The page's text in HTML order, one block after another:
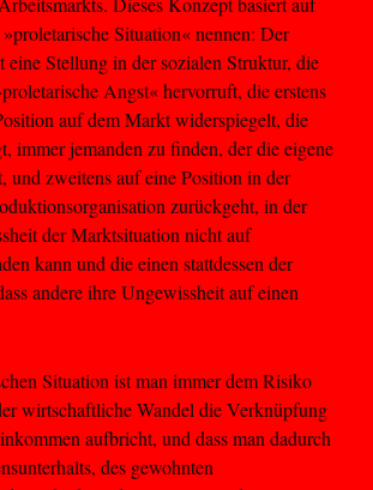
Situation« nennen: Der
eine Stellung in der sozialen Struktur, die
Angst« hervorruft, die erstens
auf dem Markt widerspiegelt, die
immer jemanden zu finden, der die eigene
und zweitens auf eine Position in der
zurückgeht, in der
der Marktsituation nicht auf
kann und die einen stattdessen der
andere ihre Ungewissheit auf einen
Situation ist man immer dem Risiko
wirtschaftliche Wandel die Verknüpfung
aufbricht, und dass man dadurch
des gewohnten